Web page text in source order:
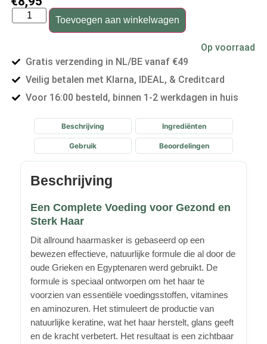
Toevoegen aan winkelwagen
Op voorraad
Gratis verzending in NL/BE vanaf €49
Veilig betalen met Klarna, IDEAL, & Creditcard
Voor 16:00 besteld, binnen 1-2 werkdagen in huis
Beschrijving
Beoordelingen
Ingrediënten
Gebruik
Beschrijving
Een Complete Voeding voor Gezond en
Sterk Haar
Dit allround haarmasker is gebaseerd op een
bewezen effectieve, natuurlijke formule die al door de
oude Grieken en Egyptenaren werd gebruikt. De
formule is speciaal ontworpen om het haar te
voorzien van essentiële voedingsstoffen, vitamines
en aminozuren. Het stimuleert de productie van
natuurlijke keratine, wat het haar herstelt, glans geeft
en de kracht verbetert. Het resultaat is een zichtbaar